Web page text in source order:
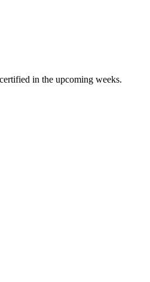
in the upcoming weeks.